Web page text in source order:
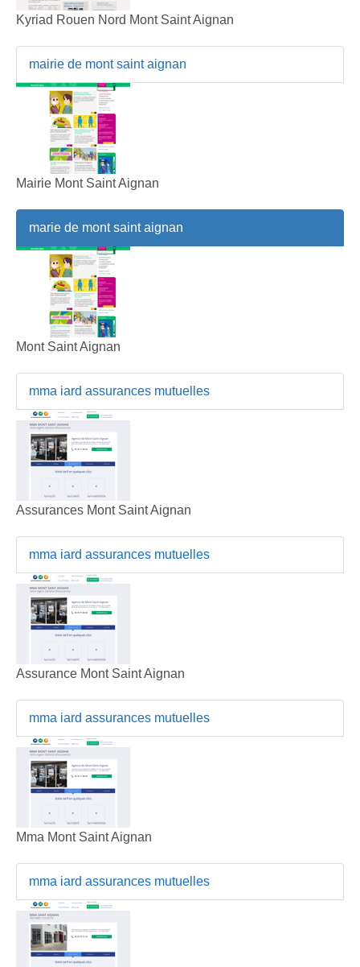
Kyriad Rouen Nord Mont Saint Aignan
mairie de mont saint aignan
Mairie Mont Saint Aignan
marie de mont saint aignan
Mont Saint Aignan
mma iard assurances mutuelles
Assurances Mont Saint Aignan
mma iard assurances mutuelles
Assurance Mont Saint Aignan
mma iard assurances mutuelles
Mma Mont Saint Aignan
mma iard assurances mutuelles